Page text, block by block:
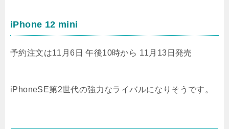
iPhone 12 mini
予約注文は11月6日 午後10時から 11月13日発売
iPhoneSE第2世代の強力なライバルになりそうです。